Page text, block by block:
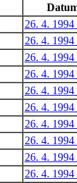
26. 4. 1994
26. 4. 1994
26. 4. 1994
26. 4. 1994
26. 4. 1994
26. 4. 1994
26. 4. 1994
26. 4. 1994
26. 4. 1994
26. 4. 1994